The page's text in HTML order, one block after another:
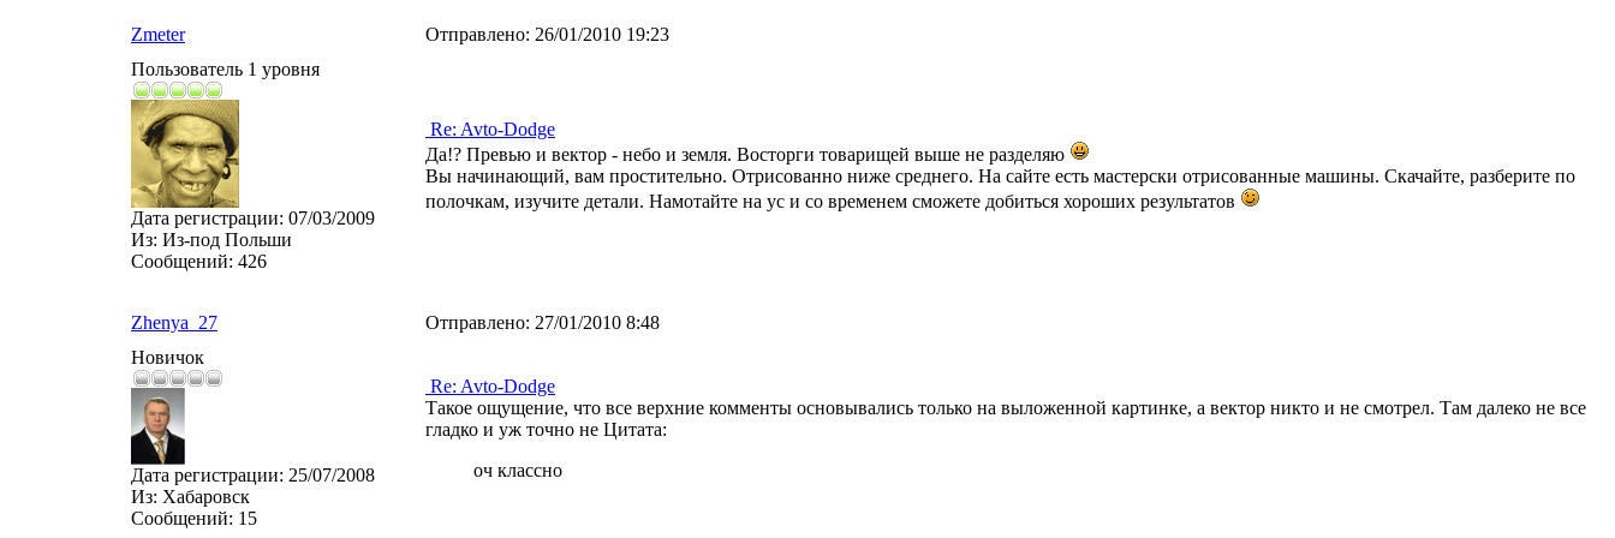
Zmeter Отправлено: 26/01/2010 19:23
Пользователь 1 уровня
Дата регистрации: 07/03/2009
Из: Из-под Польши
Сообщений: 426
Re: Avto-Dodge
Да!? Превью и вектор - небо и земля. Восторги товарищей выше не разделяю
Вы начинающий, вам простительно. Отрисованно ниже среднего. На сайте есть мастерски отрисованные машины. Скачайте, разберите по
полочкам, изучите детали. Намотайте на ус и со временем сможете добиться хороших результатов
Zhenya_27 Отправлено: 27/01/2010 8:48
Новичок
Дата регистрации: 25/07/2008
Из: Хабаровск
Сообщений: 15
Re: Avto-Dodge
Такое ощущение, что все верхние комменты основывались только на выложенной картинке, а вектор никто и не смотрел. Там далеко не все
гладко и уж точно не Цитата:
оч классно